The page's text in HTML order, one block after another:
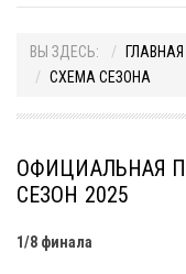
ВЫ ЗДЕСЬ: ГЛАВНАЯ
СХЕМА СЕЗОНА
ОФИЦИАЛЬНАЯ
СЕЗОН 2025
1/8 финала